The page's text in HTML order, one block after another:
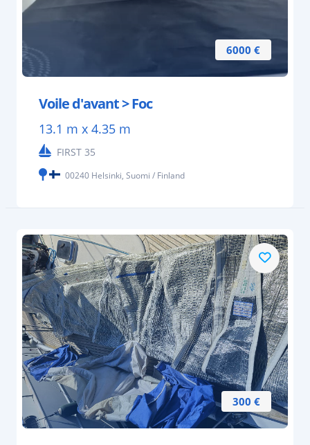
6000 €
Voile d'avant > Foc
13.1 m x 4.35 m
FIRST 35
00240 Helsinki, Suomi / Finland
300 €